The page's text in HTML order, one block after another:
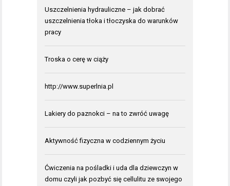
Uszczelnienia hydrauliczne – jak dobrać
uszczelnienia tłoka i tłoczyska do warunków
pracy
Troska o cerę w ciąży
http://www.superlnia.pl
Lakiery do paznokci – na to zwróć uwagę
Aktywność fizyczna w codziennym życiu
Ćwiczenia na pośladki i uda dla dziewczyn w
domu czyli jak pozbyć się cellulitu ze swojego